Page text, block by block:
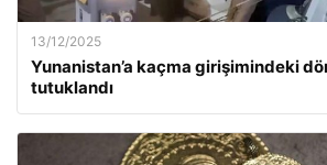
13/12/2025
Yunanistan’a kaçma girişimindeki
tutuklandı